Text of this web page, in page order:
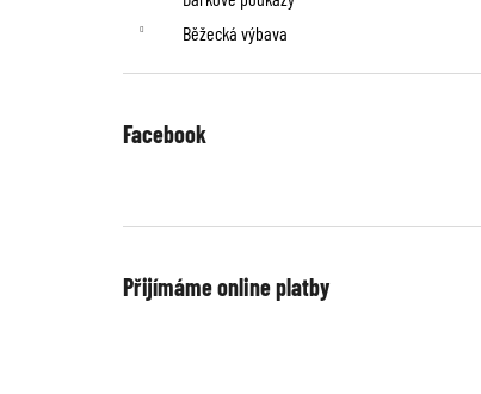
Běžecká výbava
Facebook
Přijímáme online platby